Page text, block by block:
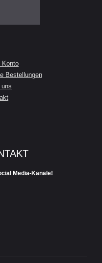
Konto
Bestellungen
uns
Media-Kanäle!